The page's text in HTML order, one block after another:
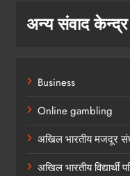
अन्य संवाद केन्द्र
Business
Online gambling
अखिल भारतीय मजदूर
अखिल भारतीय विद्यार्थी